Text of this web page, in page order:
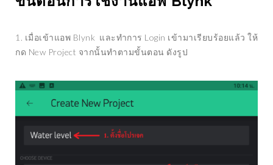
1. เมื่อเข้าแอพ Blynk และทำการ Login เข้ามาเรียบร้อยแล้ว ให้
กด New Project จากนั้นทำตามขั้นตอน ดังรูป